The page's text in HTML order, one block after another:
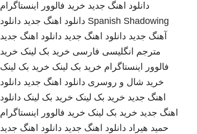
دانلود اهنگ جدید خرید فالوور اینستاگرام
Spanish Shadowing دانلود اهنگ جدید دانلود
آهنگ جدید دانلود اهنگ جدید دانلود اهنگ جدید
مترجم انگلیسی فارسی خرید بک لینک خرید
فالوور اینستاگرام خرید بک لینک خرید بک لینک
خرید شال و روسری دانلود اهنگ جدید دانلود
اهنگ جدید خرید بک لینک خرید بک لینک دانلود
اهنگ جدید خرید بک لینک خرید فالوور اینستاگرام
حمید هیراد دانلود اهنگ جدید دانلود اهنگ جدید